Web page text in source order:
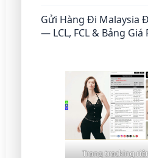
Gửi Hàng Đi Malaysia
— LCL, FCL & Bảng
Trang tracking